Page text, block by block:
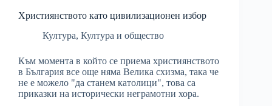
Християнството като цивилизационен избор
Култура, Култура и общество
Към момента в който се приема християнството
в България все още няма Велика схизма, така че
не е можело "да станем католици", това са
приказки на исторически неграмотни хора.